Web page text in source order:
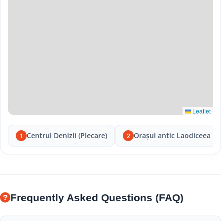
Leaflet
1 Centrul Denizli (Plecare) 2 Orașul antic Laodiceea
Frequently Asked Questions (FAQ)